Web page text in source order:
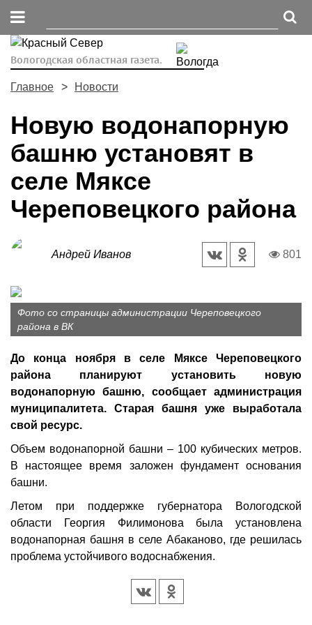
Вологодская областная газета.
Главное Новости
Новую водонапорную
башню установят в
селе Мяксе
Череповецкого района
Андрей Иванов 801
Фото со страницы администрации Череповецкого
района в ВК
До конца ноября в селе Мяксе Череповецкого
района планируют установить новую
водонапорную башню, сообщает администрация
муниципалитета. Старая башня уже выработала
свой ресурс.
Объем водонапорной башни – 100 кубических метров.
В настоящее время заложен фундамент основания
башни.
Летом при поддержке губернатора Вологодской
области Георгия Филимонова была установлена
водонапорная башня в селе Абаканово, где решилась
проблема устойчивого водоснабжения.